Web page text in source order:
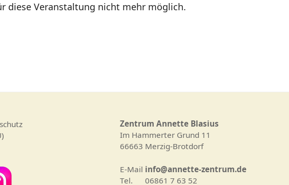
diese Veranstaltung nicht mehr möglich.
Zentrum Annette Blasius
Im Hammerter Grund 11
66663 Merzig-Brotdorf
E-Mail info@annette-zentrum.de
Tel. 06861 7 63 52